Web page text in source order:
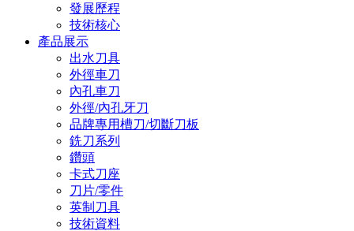
發展歷程
技術核心
產品展示
出水刀具
外徑車刀
內孔車刀
外徑/內孔牙刀
品牌專用槽刀/切斷刀板
銑刀系列
鑽頭
卡式刀座
刀片/零件
英制刀具
技術資料